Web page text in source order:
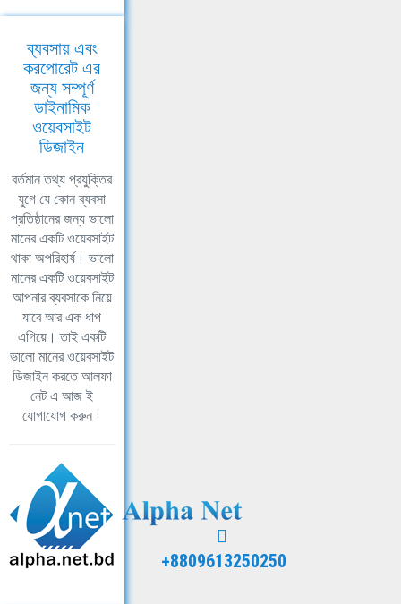
ব্যবসায় এবং
করপোরেট এর
জন্য সম্পূর্ণ
ডাইনামিক
ওয়েবসাইট
ডিজাইন
বর্তমান তথ্য প্রযুক্তির
যুগে যে কোন ব্যবসা
প্রতিষ্ঠানের জন্য ভালো
মানের একটি ওয়েবসাইট
থাকা অপরিহার্য। ভালো
মানের একটি ওয়েবসাইট
আপনার ব্যবসাকে নিয়ে
যাবে আর এক ধাপ
এগিয়ে। তাই একটি
ভালো মানের ওয়েবসাইট
ডিজাইন করতে আলফা
নেট এ আজ ই
যোগাযোগ করুন।
+8809613250250